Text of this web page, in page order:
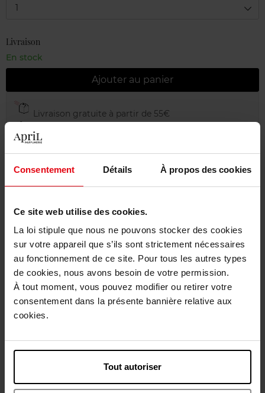
Consentement Détails À propos des cookies
Ce site web utilise des cookies.
La loi stipule que nous ne pouvons stocker des cookies
sur votre appareil que s’ils sont strictement nécessaires
au fonctionnement de ce site. Pour tous les autres types
de cookies, nous avons besoin de votre permission.
À tout moment, vous pouvez modifier ou retirer votre
consentement dans la présente bannière relative aux
cookies.
Tout autoriser
1
Livraison
En stock
Ajouter au panier
Livraison gratuite à partir de 55€
Retour gratuit dans votre magasin
Emballage cadeau offert
Description
Conseil d'utilisation
Caractéristiques
Avis client
Vous aimerez peut-être